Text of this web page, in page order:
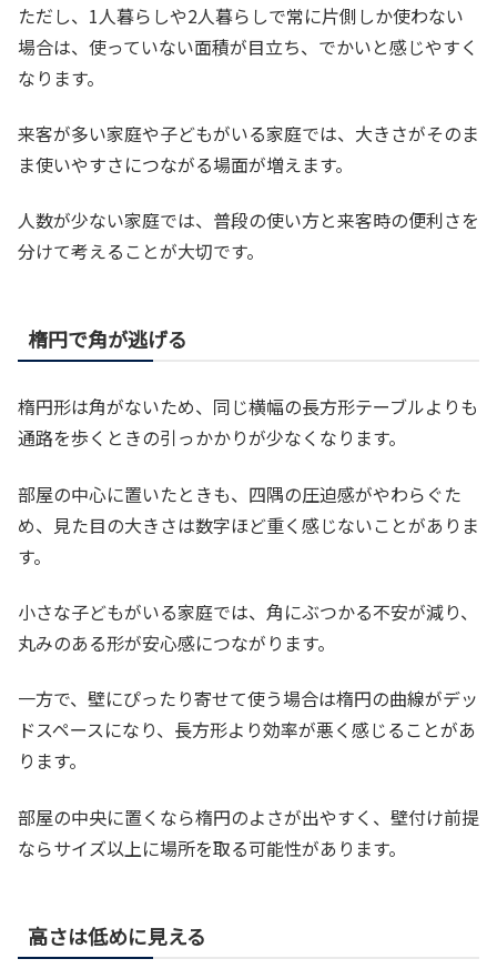
ただし、1人暮らしや2人暮らしで常に片側しか使わない
場合は、使っていない面積が目立ち、でかいと感じやすく
なります。
来客が多い家庭や子どもがいる家庭では、大きさがそのま
ま使いやすさにつながる場面が増えます。
人数が少ない家庭では、普段の使い方と来客時の便利さを
分けて考えることが大切です。
楕円で角が逃げる
楕円形は角がないため、同じ横幅の長方形テーブルよりも
通路を歩くときの引っかかりが少なくなります。
部屋の中心に置いたときも、四隅の圧迫感がやわらぐた
め、見た目の大きさは数字ほど重く感じないことがありま
す。
小さな子どもがいる家庭では、角にぶつかる不安が減り、
丸みのある形が安心感につながります。
一方で、壁にぴったり寄せて使う場合は楕円の曲線がデッ
ドスペースになり、長方形より効率が悪く感じることがあ
ります。
部屋の中央に置くなら楕円のよさが出やすく、壁付け前提
ならサイズ以上に場所を取る可能性があります。
高さは低めに見える